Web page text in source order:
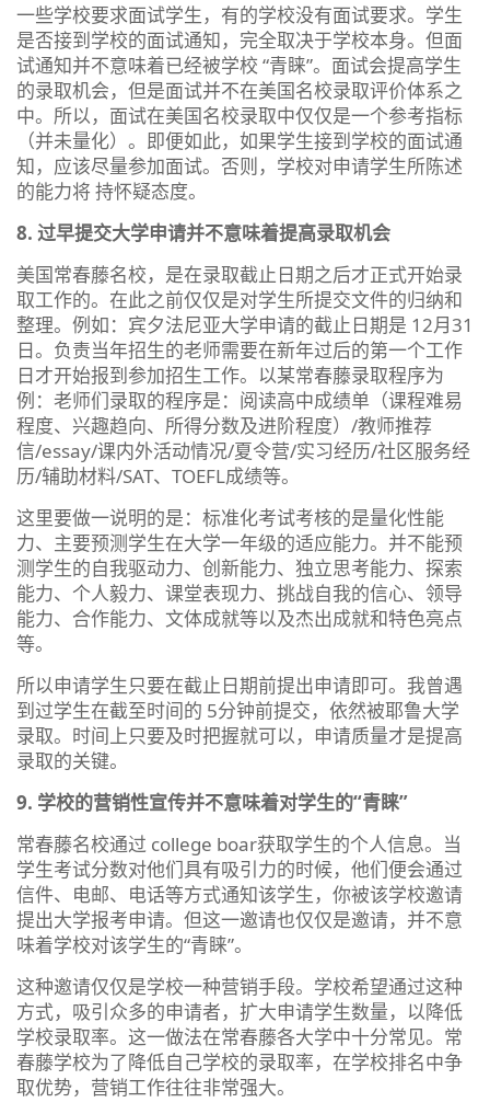
一些学校要求面试学生，有的学校没有面试要求。学生
是否接到学校的面试通知，完全取决于学校本身。但面
试通知并不意味着已经被学校 “青睐”。面试会提高学生
的录取机会，但是面试并不在美国名校录取评价体系之
中。所以，面试在美国名校录取中仅仅是一个参考指标
（并未量化）。即便如此，如果学生接到学校的面试通
知，应该尽量参加面试。否则，学校对申请学生所陈述
的能力将 持怀疑态度。
8. 过早提交大学申请并不意味着提高录取机会
美国常春藤名校，是在录取截止日期之后才正式开始录
取工作的。在此之前仅仅是对学生所提交文件的归纳和
整理。例如：宾夕法尼亚大学申请的截止日期是 12月31
日。负责当年招生的老师需要在新年过后的第一个工作
日才开始报到参加招生工作。以某常春藤录取程序为
例：老师们录取的程序是：阅读高中成绩单（课程难易
程度、兴趣趋向、所得分数及进阶程度）/教师推荐
信/essay/课内外活动情况/夏令营/实习经历/社区服务经
历/辅助材料/SAT、TOEFL成绩等。
这里要做一说明的是：标准化考试考核的是量化性能
力、主要预测学生在大学一年级的适应能力。并不能预
测学生的自我驱动力、创新能力、独立思考能力、探索
能力、个人毅力、课堂表现力、挑战自我的信心、领导
能力、合作能力、文体成就等以及杰出成就和特色亮点
等。
所以申请学生只要在截止日期前提出申请即可。我曾遇
到过学生在截至时间的 5分钟前提交，依然被耶鲁大学
录取。时间上只要及时把握就可以，申请质量才是提高
录取的关键。
9. 学校的营销性宣传并不意味着对学生的“青睐”
常春藤名校通过 college boar获取学生的个人信息。当
学生考试分数对他们具有吸引力的时候，他们便会通过
信件、电邮、电话等方式通知该学生，你被该学校邀请
提出大学报考申请。但这一邀请也仅仅是邀请，并不意
味着学校对该学生的“青睐”。
这种邀请仅仅是学校一种营销手段。学校希望通过这种
方式，吸引众多的申请者，扩大申请学生数量，以降低
学校录取率。这一做法在常春藤各大学中十分常见。常
春藤学校为了降低自己学校的录取率，在学校排名中争
取优势，营销工作往往非常强大。